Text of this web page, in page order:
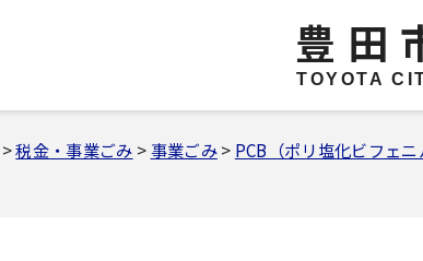
豊田
TOYOTA
>税金・事業ごみ >事業ごみ> PCB（ポリ塩化ビフェ